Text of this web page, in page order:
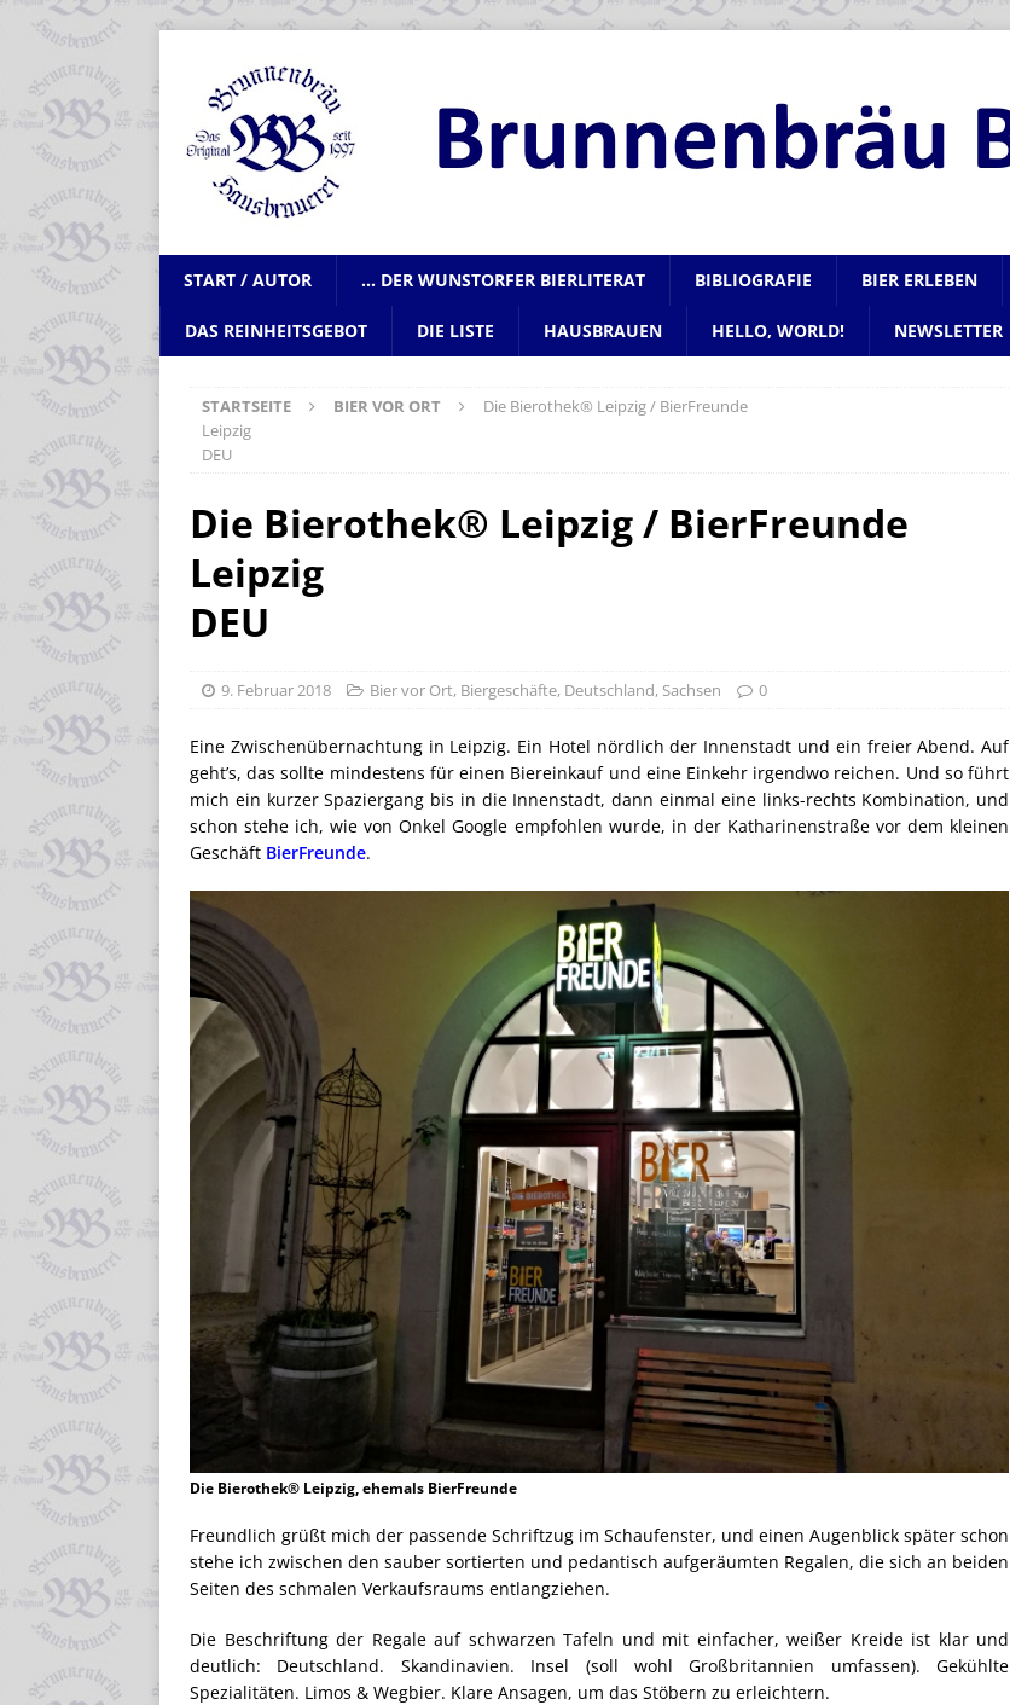
START / AUTOR … DER WUNSTORFER BIERLITERAT BIBLIOGRAFIE BIER ERLEBEN
DAS REINHEITSGEBOT DIE LISTE HAUSBRAUEN HELLO, WORLD! NEWSLETTER
STARTSEITE BIER VOR ORT
Die Bierothek® Leipzig / BierFreunde
Leipzig
DEU
Die Bierothek® Leipzig / BierFreunde
Leipzig
DEU
9. Februar 2018 Bier vor Ort, Biergeschäfte, Deutschland, Sachsen 0
Eine Zwischenübernachtung in Leipzig. Ein Hotel nördlich der Innenstadt und ein freier Abend. Auf
geht’s, das sollte mindestens für einen Biereinkauf und eine Einkehr irgendwo reichen. Und so führt
mich ein kurzer Spaziergang bis in die Innenstadt, dann einmal eine links-rechts Kombination, und
schon stehe ich, wie von Onkel Google empfohlen wurde, in der Katharinenstraße vor dem kleinen
Geschäft BierFreunde.
Die Bierothek® Leipzig, ehemals BierFreunde
Freundlich grüßt mich der passende Schriftzug im Schaufenster, und einen Augenblick später schon
stehe ich zwischen den sauber sortierten und pedantisch aufgeräumten Regalen, die sich an beiden
Seiten des schmalen Verkaufsraums entlangziehen.
Die Beschriftung der Regale auf schwarzen Tafeln und mit einfacher, weißer Kreide ist klar und
deutlich: Deutschland. Skandinavien. Insel (soll wohl Großbritannien umfassen). Gekühlte
Spezialitäten. Limos & Wegbier. Klare Ansagen, um das Stöbern zu erleichtern.